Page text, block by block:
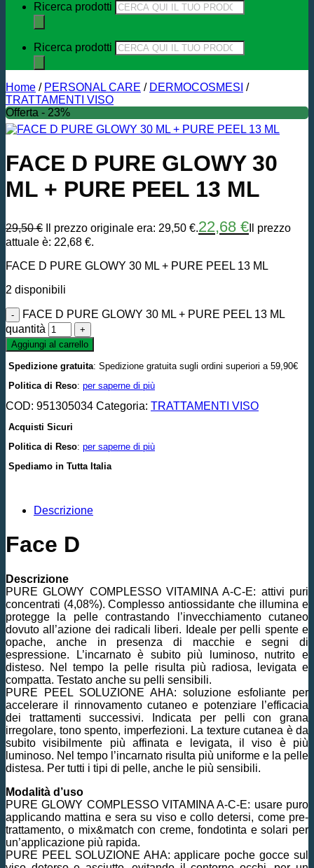
Ricerca prodotti
Ricerca prodotti
Home / PERSONAL CARE / DERMOCOSMESI /
TRATTAMENTI VISO
Offerta - 23%
FACE D PURE GLOWY 30
ML + PURE PEEL 13 ML
29,50€ Il prezzo originale era: 29,50 €.22,68 € Il prezzo
attuale è: 22,68 €.
FACE D PURE GLOWY 30 ML + PURE PEEL 13 ML
2 disponibili
FACE D PURE GLOWY 30 ML + PURE PEEL 13 ML
quantità
Aggiungi al carrello
Spedizione gratuita: Spedizione gratuita sugli ordini superiori a 59,90€
Politica di Reso: per saperne di più
COD: 951305034 Categoria: TRATTAMENTI VISO
Acquisti Sicuri
Politica di Reso: per saperne di più
Spediamo in Tutta Italia
Descrizione
Face D
Descrizione
PURE GLOWY COMPLESSO VITAMINA A-C-E: attivi puri
concentrati (4,08%). Complesso antiossidante che illumina e
protegge la pelle contrastando l’invecchiamento cutaneo
dovuto all’azione dei radicali liberi. Ideale per pelli spente e
opache, anche in presenza di macchie e segni di
espressione. L’incarnato è subito più luminoso, nutrito e
disteso. Nel tempo la pelle risulta più radiosa, levigata e
compatta. Testato anche su pelli sensibili.
PURE PEEL SOLUZIONE AHA: soluzione esfoliante per
accelerare il rinnovamento cutaneo e potenziare l’efficacia
dei trattamenti successivi. Indicata per pelli con grana
irregolare, tono spento, imperfezioni. La texture cutanea è da
subito visibilmente più affinata e levigata, il viso è più
luminoso. Nel tempo l’incarnato risulta più uniforme e la pelle
distesa. Per tutti i tipi di pelle, anche le più sensibili.
Modalità d’uso
PURE GLOWY COMPLESSO VITAMINA A-C-E: usare puro
applicando mattina e sera su viso e collo detersi, come pre-
trattamento, o mix&match con creme, fondotinta e solari per
un’applicazione più rapida.
PURE PEEL SOLUZIONE AHA: applicare poche gocce sul